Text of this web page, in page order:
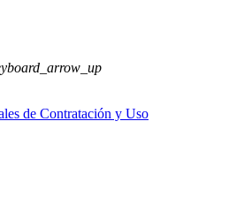
de Contratación y Uso